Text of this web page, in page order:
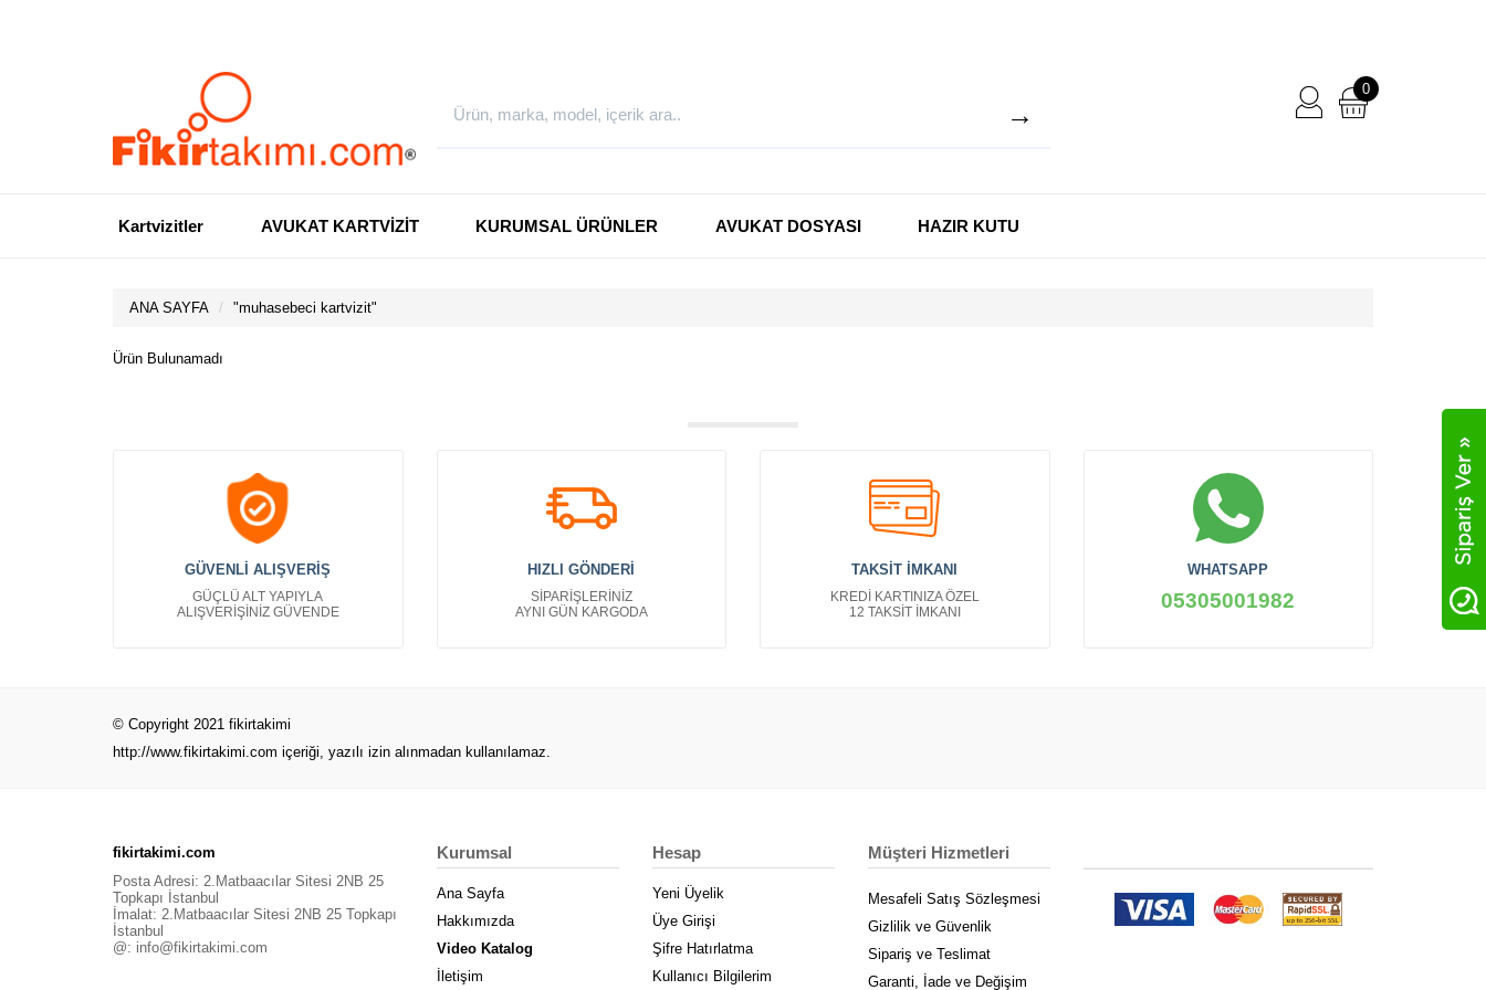
0
Kartvizitler AVUKAT KARTVİZİT KURUMSAL ÜRÜNLER AVUKAT DOSYASI HAZIR KUTU
ANA SAYFA "muhasebeci kartvizit"
Ürün Bulunamadı
GÜVENLİ ALIŞVERİŞ
GÜÇLÜ ALT YAPIYLA
ALIŞVERİŞİNİZ GÜVENDE
HIZLI GÖNDERİ
SİPARİŞLERİNİZ
AYNI GÜN KARGODA
TAKSİT İMKANI
KREDİ KARTINIZA ÖZEL
12 TAKSİT İMKANI
WHATSAPP
05305001982
© Copyright 2021 fikirtakimi
http://www.fikirtakimi.com içeriği, yazılı izin alınmadan kullanılamaz.
fikirtakimi.com
Posta Adresi: 2.Matbaacılar Sitesi 2NB 25
Topkapı İstanbul
İmalat: 2.Matbaacılar Sitesi 2NB 25 Topkapı
İstanbul
@: info@fikirtakimi.com
Kurumsal
Ana Sayfa
Hakkımızda
Video Katalog
İletişim
Hesap
Yeni Üyelik
Üye Girişi
Şifre Hatırlatma
Kullanıcı Bilgilerim
Müşteri Hizmetleri
Mesafeli Satış Sözleşmesi
Gizlilik ve Güvenlik
Sipariş ve Teslimat
Garanti, İade ve Değişim